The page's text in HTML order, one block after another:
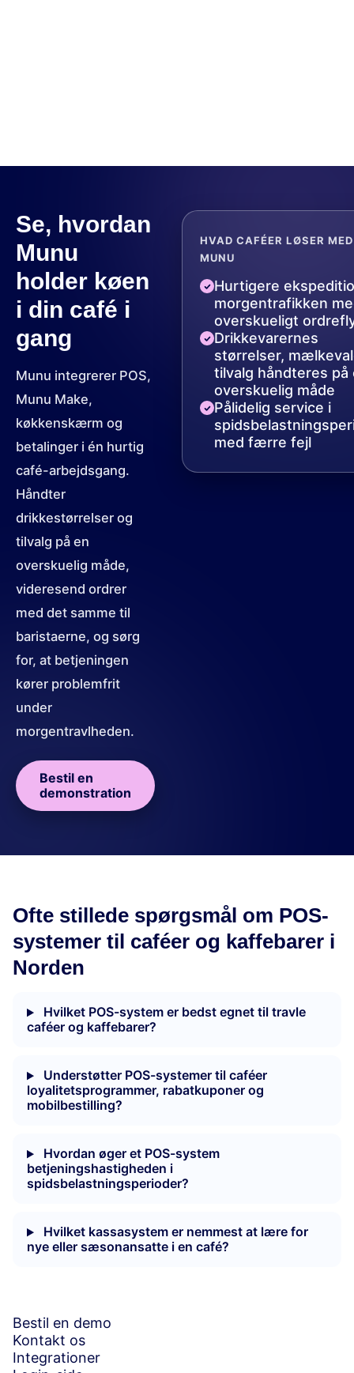
Se, hvordan
Munu
holder køen
i din café i
gang
Munu integrerer POS,
Munu Make,
køkkenskærm og
betalinger i én hurtig
café-arbejdsgang.
Håndter
drikkestørrelser og
tilvalg på en
overskuelig måde,
videresend ordrer
med det samme til
baristaerne, og sørg
for, at betjeningen
kører problemfrit
under
morgentravlheden.
Bestil en
demonstration
HVAD CAFÉER LØSER MED
MUNU
Hurtigere
morgentrafikken
overskueligt
Drikkevarernes
størrelser,
tilvalg håndteres på
overskuelig måde
Pålidelig service i
med færre fejl
Ofte stillede spørgsmål om POS-
systemer til caféer og kaffebarer i
Norden
Hvilket POS-system er bedst egnet til travle
caféer og kaffebarer?
Understøtter POS-systemer til caféer
loyalitetsprogrammer, rabatkuponer og
mobilbestilling?
Hvordan øger et POS-system
betjeningshastigheden i
spidsbelastningsperioder?
Hvilket kassasystem er nemmest at lære for
nye eller sæsonansatte i en café?
Bestil en demo
Kontakt os
Integrationer